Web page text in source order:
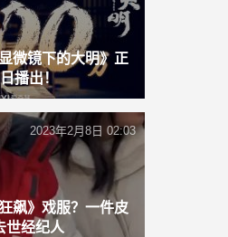
微镜下的大明》正
播出！
飙》戏服？一件皮
世经纪人
2023年2月8日 02:03